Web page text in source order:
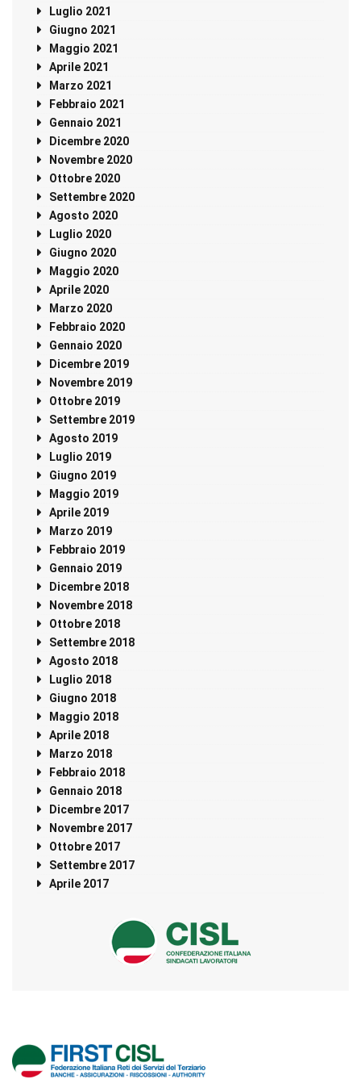
Luglio 2021
Giugno 2021
Maggio 2021
Aprile 2021
Marzo 2021
Febbraio 2021
Gennaio 2021
Dicembre 2020
Novembre 2020
Ottobre 2020
Settembre 2020
Agosto 2020
Luglio 2020
Giugno 2020
Maggio 2020
Aprile 2020
Marzo 2020
Febbraio 2020
Gennaio 2020
Dicembre 2019
Novembre 2019
Ottobre 2019
Settembre 2019
Agosto 2019
Luglio 2019
Giugno 2019
Maggio 2019
Aprile 2019
Marzo 2019
Febbraio 2019
Gennaio 2019
Dicembre 2018
Novembre 2018
Ottobre 2018
Settembre 2018
Agosto 2018
Luglio 2018
Giugno 2018
Maggio 2018
Aprile 2018
Marzo 2018
Febbraio 2018
Gennaio 2018
Dicembre 2017
Novembre 2017
Ottobre 2017
Settembre 2017
Aprile 2017